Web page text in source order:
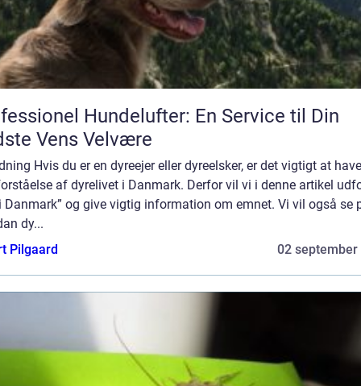
Hundelufter: En Service til Din
Vens Velvære
Hvis du er en dyreejer eller dyreelsker, er det vigtigt at
af dyrelivet i Danmark. Derfor vil vi i denne artikel
Danmark” og give vigtig information om emnet. Vi vil også se
dy...
Pilgaard
02 september